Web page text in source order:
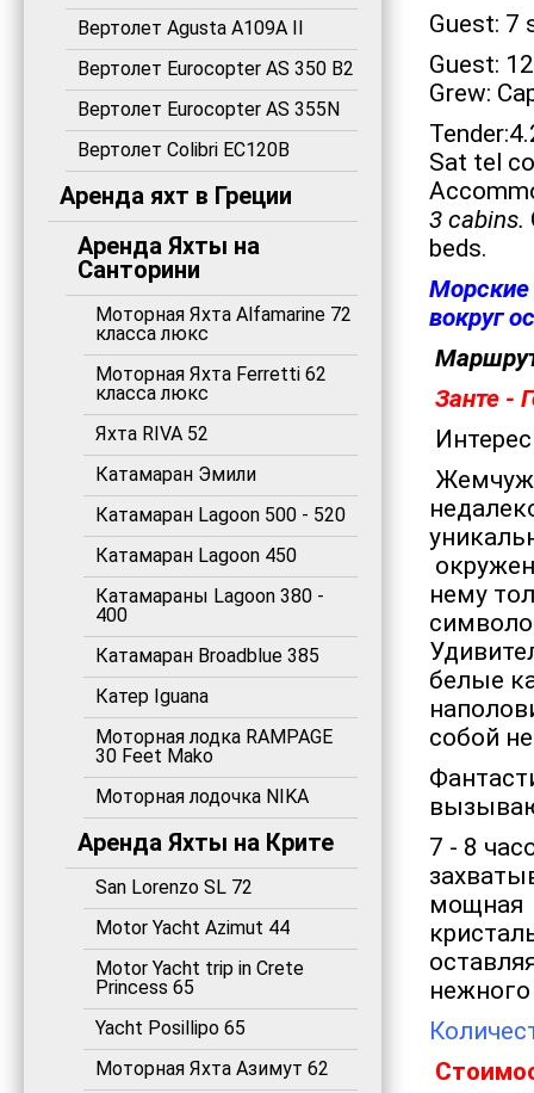
Вертолет Agusta A109A II
Вертолет Eurocopter AS 350 B2
Вертолет Eurocopter AS 355N
Вертолет Colibri EC120B
Аренда яхт в Греции
Аренда Яхты на
Санторини
Моторная Яхта Alfamarine 72
класса люкс
Моторная Яхта Ferretti 62
класса люкс
Яхта RIVA 52
Катамаран Эмили
Катамаран Lagoon 500 - 520
Катамаран Lagoon 450
Катамараны Lagoon 380 -
400
Катамаран Broadblue 385
Катер Iguana
Моторная лодка RAMPAGE
30 Feet Mako
Моторная лодочка NIKA
Аренда Яхты на Крите
San Lorenzo SL 72
Motor Yacht Azimut 44
Motor Yacht trip in Crete
Princess 65
Yacht Posillipo 65
Моторная Яхта Азимут 62
Guest: 7
Guest:
Grew:
Sat tel
3 cabins.
beds.
Морские
вокруг
Занте -
нему
белые
собой
7 - 8
мощная